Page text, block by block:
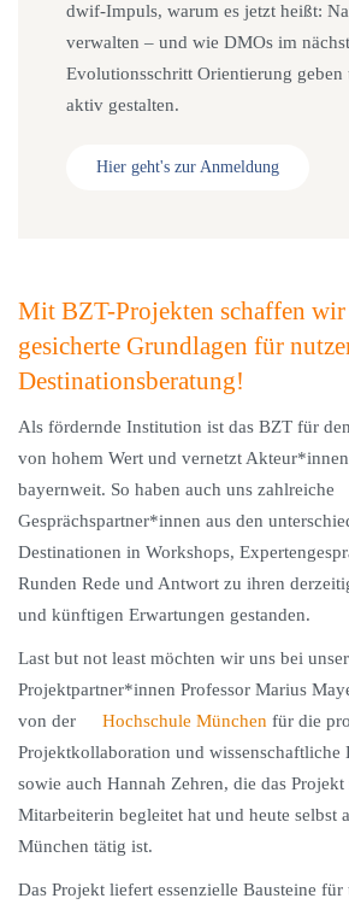
dwif-Impuls, warum es jetzt heißt:
verwalten – und wie DMOs im
Evolutionsschritt Orientierung
aktiv gestalten.
Hier geht's zur Anmeldung
Mit BZT-Projekten schaffen
gesicherte Grundlagen für
Destinationsberatung!
Als fördernde Institution ist das BZT für
von hohem Wert und vernetzt
bayernweit. So haben auch uns zahlreiche
Gesprächspartner*innen aus den
Destinationen in Workshops,
Runden Rede und Antwort zu ihren
und künftigen Erwartungen gestanden.
Last but not least möchten wir uns bei
Projektpartner*innen Professor Marius
von der
Hochschule München für die
Projektkollaboration und wissenschaftliche
sowie auch Hannah Zehren, die das
Mitarbeiterin begleitet hat und heute selbst
München tätig ist.
Das Projekt liefert essenzielle Bausteine für